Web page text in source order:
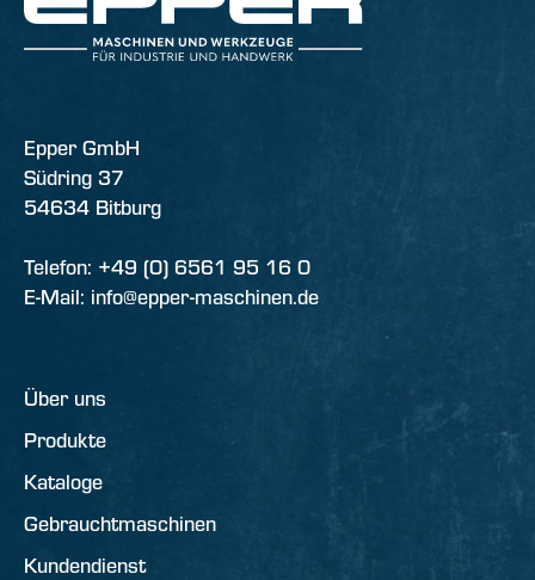
Epper GmbH
Südring 37
54634 Bitburg
Telefon: +49 (0) 6561 95 16 0
E-Mail: info@epper-maschinen.de
Über uns
Produkte
Kataloge
Gebrauchtmaschinen
Kundendienst